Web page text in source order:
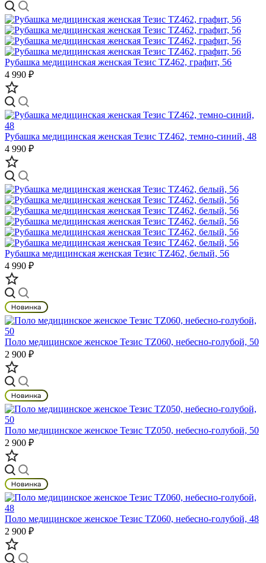
Рубашка медицинская женская Тезис TZ462, графит, 56
4 990 ₽
Рубашка медицинская женская Тезис TZ462, темно-синий, 48
4 990 ₽
Рубашка медицинская женская Тезис TZ462, белый, 56
4 990 ₽
Поло медицинское женское Тезис TZ060, небесно-голубой, 50
2 900 ₽
Поло медицинское женское Тезис TZ050, небесно-голубой, 50
2 900 ₽
Поло медицинское женское Тезис TZ060, небесно-голубой, 48
2 900 ₽